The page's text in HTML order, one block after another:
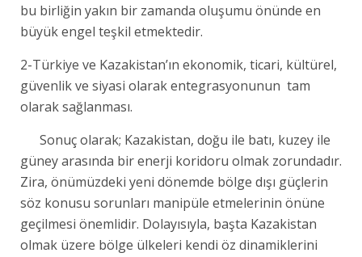
bu birliğin yakın bir zamanda oluşumu önünde en
büyük engel teşkil etmektedir.
2-Türkiye ve Kazakistan’ın ekonomik, ticari, kültürel,
güvenlik ve siyasi olarak entegrasyonunun tam
olarak sağlanması.
Sonuç olarak; Kazakistan, doğu ile batı, kuzey ile
güney arasında bir enerji koridoru olmak zorundadır.
Zira, önümüzdeki yeni dönemde bölge dışı güçlerin
söz konusu sorunları manipüle etmelerinin önüne
geçilmesi önemlidir. Dolayısıyla, başta Kazakistan
olmak üzere bölge ülkeleri kendi öz dinamiklerini